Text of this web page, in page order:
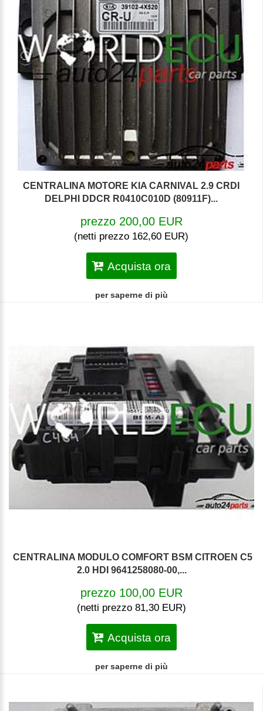
CENTRALINA MOTORE KIA CARNIVAL 2.9 CRDI
DELPHI DDCR R0410C010D (80911F)...
prezzo 200,00 EUR
(netti prezzo 162,60 EUR)
Acquista ora
per saperne di più
CENTRALINA MODULO COMFORT BSM CITROEN C5
2.0 HDI 9641258080-00,...
prezzo 100,00 EUR
(netti prezzo 81,30 EUR)
Acquista ora
per saperne di più